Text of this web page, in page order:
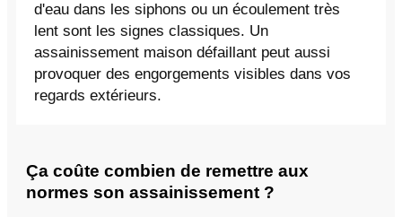
d'eau dans les siphons ou un écoulement très
lent sont les signes classiques. Un
assainissement maison défaillant peut aussi
provoquer des engorgements visibles dans vos
regards extérieurs.
Ça coûte combien de remettre aux
normes son assainissement ?